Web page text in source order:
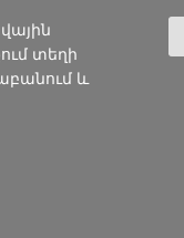
տեղի
և